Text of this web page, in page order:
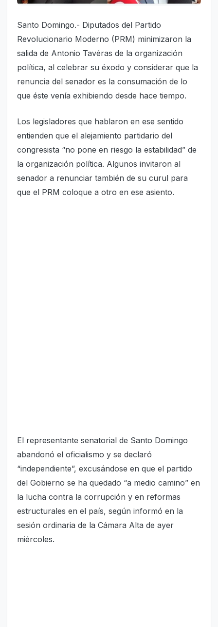
Santo Domingo.- Diputados del Partido
Revolucionario Moderno (PRM) minimizaron la
salida de Antonio Tavéras de la organización
política, al celebrar su éxodo y considerar que la
renuncia del senador es la consumación de lo
que éste venía exhibiendo desde hace tiempo.
Los legisladores que hablaron en ese sentido
entienden que el alejamiento partidario del
congresista “no pone en riesgo la estabilidad” de
la organización política. Algunos invitaron al
senador a renunciar también de su curul para
que el PRM coloque a otro en ese asiento.
El representante senatorial de Santo Domingo
abandonó el oficialismo y se declaró
“independiente”, excusándose en que el partido
del Gobierno se ha quedado “a medio camino” en
la lucha contra la corrupción y en reformas
estructurales en el país, según informó en la
sesión ordinaria de la Cámara Alta de ayer
miércoles.